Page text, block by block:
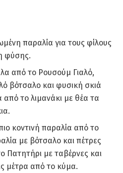
παραλία για τους φίλους
φύσης.
από το Ρουσούμ Γιαλό,
βότσαλο και φυσική σκιά
από το λιμανάκι με θέα τα
κοντινή παραλία από το
με βότσαλο και πέτρες
Πατητήρι με ταβέρνες και
μέτρα από το κύμα.